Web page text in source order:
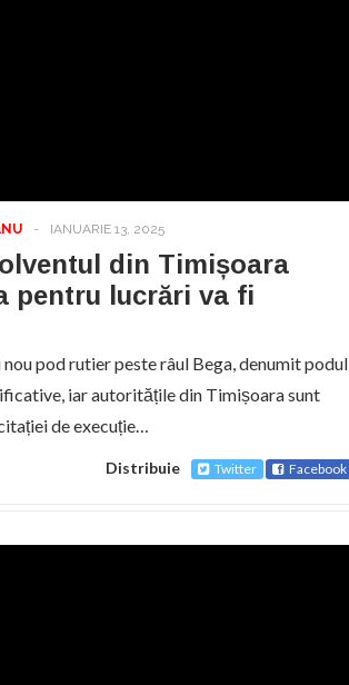
- IANUARIE 13, 2025
din Timișoara
pentru lucrări va fi
pod rutier peste râul Bega, denumit podul
iar autoritățile din Timișoara sunt
de execuție…
Distribuie Twitter Facebook